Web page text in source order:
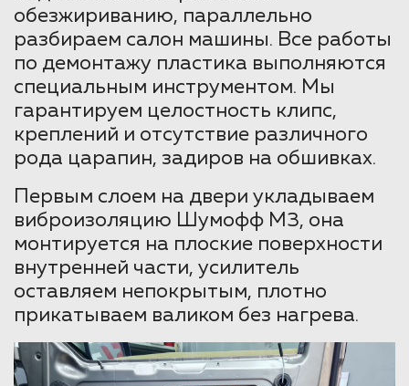
обезжириванию, параллельно
разбираем салон машины. Все работы
по демонтажу пластика выполняются
специальным инструментом. Мы
гарантируем целостность клипс,
креплений и отсутствие различного
рода царапин, задиров на обшивках.
Первым слоем на двери укладываем
виброизоляцию Шумофф М3, она
монтируется на плоские поверхности
внутренней части, усилитель
оставляем непокрытым, плотно
прикатываем валиком без нагрева.